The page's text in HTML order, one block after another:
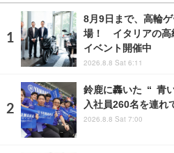
8月9日まで、高輪
場！ イタリアの高
イベント開催中
2026.8.8 Sat 6:11
鈴鹿に轟いた “ 青
入社員260名を連れ
2026.8.8 Sat 7:00